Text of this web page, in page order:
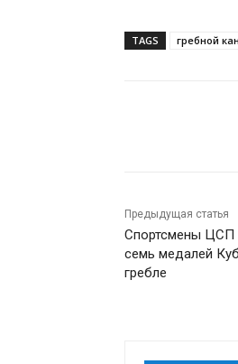
TAGS гребной
Предыдущая статья
Спортсмены ЦСП
семь медалей
гребле